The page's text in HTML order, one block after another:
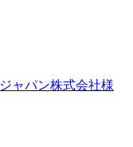
ャパン株式会社様